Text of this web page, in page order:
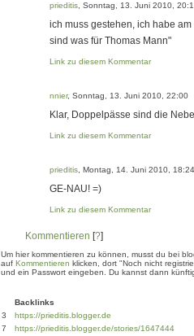
prieditis , Sonntag, 13. Juni 2010,
ich muss gestehen, ich habe
sind was für Thomas Mann"
Link zu diesem Kommentar
nnier, Sonntag, 13. Juni 2010, 22:00
Klar, Doppelpässe sind die
Link zu diesem Kommentar
prieditis , Montag, 14. Juni 2010, 18:24
GE-NAU! =)
Link zu diesem Kommentar
Kommentieren [?]
Um hier kommentieren zu können, musst du bei
auf Kommentieren klicken, dort "Noch nicht
und ein Passwort eingeben. Du kannst dann
Backlinks
3
https://prieditis.blogger.de
7
https://prieditis.blogger.de/stories/1647444